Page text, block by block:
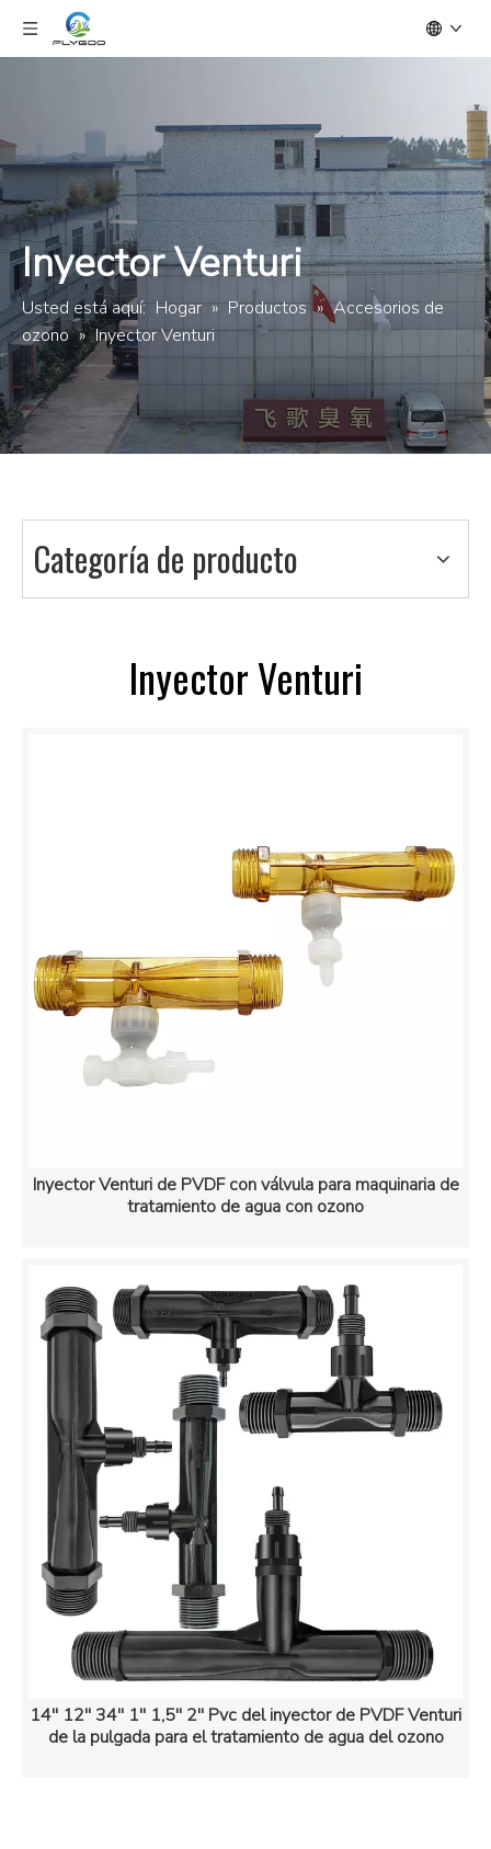
Inyector Venturi
Usted está aquí: Hogar » Productos » Accesorios de
ozono » Inyector Venturi
Categoría de producto
Inyector Venturi
Inyector Venturi de PVDF con válvula para maquinaria de
tratamiento de agua con ozono
14'' 12'' 34'' 1'' 1,5'' 2'' Pvc del inyector de PVDF Venturi
de la pulgada para el tratamiento de agua del ozono